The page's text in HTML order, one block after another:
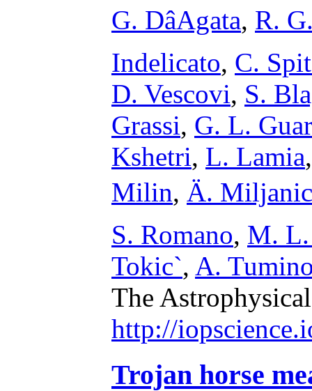
G. DâAgata, R.
Indelicato, C.
D. Vescovi, S.
Grassi, G. L.
Kshetri, L. Lamia
Milin, Ä.
S. Romano, M.
Tokic`, A.
The
http://
Trojan horse